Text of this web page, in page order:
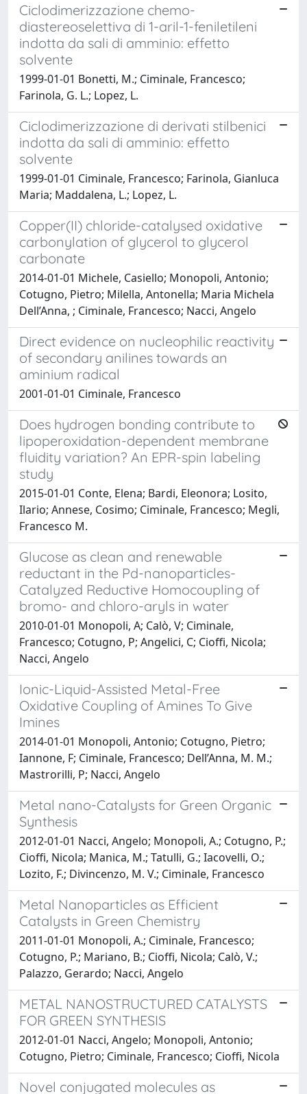
Ciclodimerizzazione chemo-
diastereoselettiva di 1-aril-1-feniletileni
indotta da sali di amminio: effetto
solvente
1999-01-01 Bonetti, M.; Ciminale, Francesco;
Farinola, G. L.; Lopez, L.
Ciclodimerizzazione di derivati stilbenici
indotta da sali di amminio: effetto
solvente
1999-01-01 Ciminale, Francesco; Farinola, Gianluca
Maria; Maddalena, L.; Lopez, L.
Copper(II) chloride-catalysed oxidative
carbonylation of glycerol to glycerol
carbonate
2014-01-01 Michele, Casiello; Monopoli, Antonio;
Cotugno, Pietro; Milella, Antonella; Maria Michela
Dell’Anna, ; Ciminale, Francesco; Nacci, Angelo
Direct evidence on nucleophilic reactivity
of secondary anilines towards an
aminium radical
2001-01-01 Ciminale, Francesco
Does hydrogen bonding contribute to
lipoperoxidation-dependent membrane
fluidity variation? An EPR-spin labeling
study
2015-01-01 Conte, Elena; Bardi, Eleonora; Losito,
Ilario; Annese, Cosimo; Ciminale, Francesco; Megli,
Francesco M.
Glucose as clean and renewable
reductant in the Pd-nanoparticles-
Catalyzed Reductive Homocoupling of
bromo- and chloro-aryls in water
2010-01-01 Monopoli, A; Calò, V; Ciminale,
Francesco; Cotugno, P; Angelici, C; Cioffi, Nicola;
Nacci, Angelo
Ionic-Liquid-Assisted Metal-Free
Oxidative Coupling of Amines To Give
Imines
2014-01-01 Monopoli, Antonio; Cotugno, Pietro;
Iannone, F; Ciminale, Francesco; Dell’Anna, M. M.;
Mastrorilli, P; Nacci, Angelo
Metal nano-Catalysts for Green Organic
Synthesis
2012-01-01 Nacci, Angelo; Monopoli, A.; Cotugno, P.;
Cioffi, Nicola; Manica, M.; Tatulli, G.; Iacovelli, O.;
Lozito, F.; Divincenzo, M. V.; Ciminale, Francesco
Metal Nanoparticles as Efficient
Catalysts in Green Chemistry
2011-01-01 Monopoli, A.; Ciminale, Francesco;
Cotugno, P.; Mariano, B.; Cioffi, Nicola; Calò, V.;
Palazzo, Gerardo; Nacci, Angelo
METAL NANOSTRUCTURED CATALYSTS
FOR GREEN SYNTHESIS
2012-01-01 Nacci, Angelo; Monopoli, Antonio;
Cotugno, Pietro; Ciminale, Francesco; Cioffi, Nicola
Novel conjugated molecules as